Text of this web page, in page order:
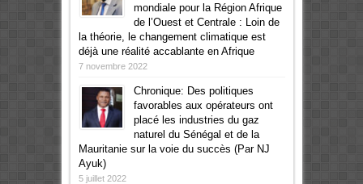
mondiale pour la Région Afrique
de l’Ouest et Centrale : Loin de
la théorie, le changement climatique est
déjà une réalité accablante en Afrique
7 novembre 2022
Chronique: Des politiques
favorables aux opérateurs ont
placé les industries du gaz
naturel du Sénégal et de la
Mauritanie sur la voie du succès (Par NJ
Ayuk)
5 juillet 2022